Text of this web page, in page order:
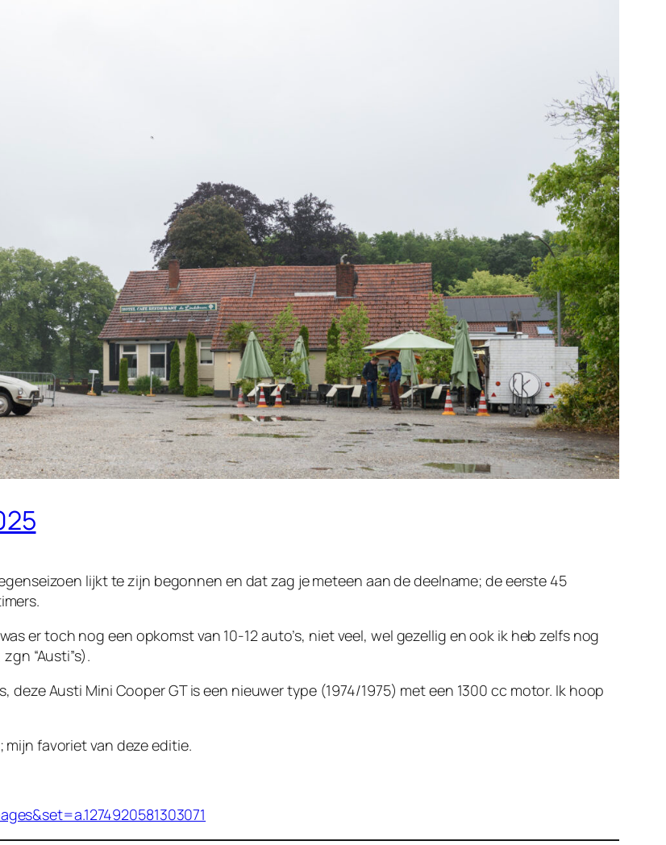
lijkt te zijn begonnen en dat zag je meteen aan de deelname; de eerste 45
er toch nog een opkomst van 10-12 auto’s, niet veel, wel gezellig en ook ik heb zelfs nog
“Austi”s).
deze Austi Mini Cooper GT is een nieuwer type (1974/1975) met een 1300 cc motor. Ik hoop
mijn favoriet van deze editie.